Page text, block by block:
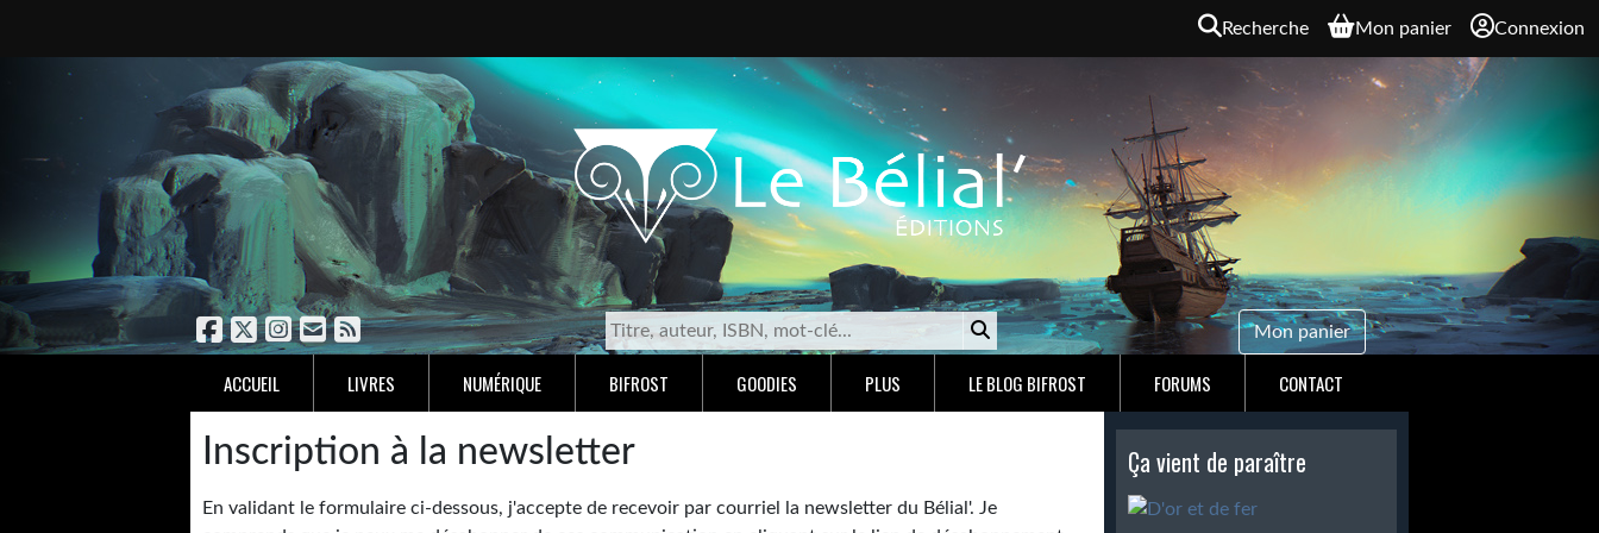
Recherche Mon panier Connexion
Mon panier
ACCUEIL LIVRES NUMÉRIQUE BIFROST GOODIES PLUS LE BLOG BIFROST FORUMS CONTACT
Inscription à la newsletter
En validant le formulaire ci-dessous, j'accepte de recevoir par courriel la newsletter du Bélial'. Je
Ça vient de paraître